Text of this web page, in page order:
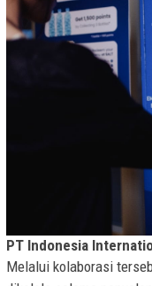
PT Indonesia
Melalui kolaborasi